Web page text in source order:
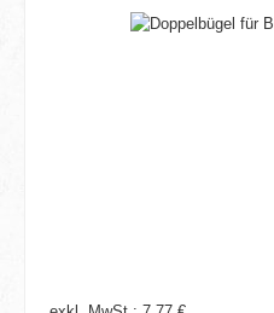
Bildergalerie überspringen